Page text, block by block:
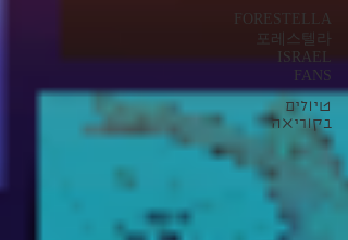
FORESTELLA
포레스텔라
ISRAEL
FANS
טיולים
בקוריאה